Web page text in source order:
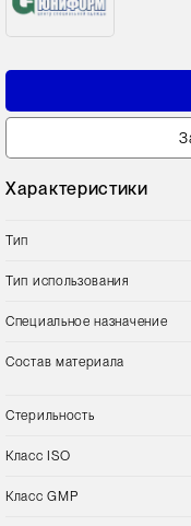
Характеристики
Тип
Тип использования
Специальное назначение
Состав материала
Стерильность
Класс ISO
Класс GMP